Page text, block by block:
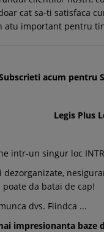
cat sa-ti satisfaca
important pentru
acum pentru
Legis Plus
intr-un singur loc
da batai de cap!
dvs. Fiindca ...
impresionanta